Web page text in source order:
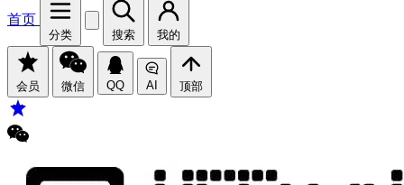
首页
分类 搜索 我的
会员 微信 QQ AI 顶部